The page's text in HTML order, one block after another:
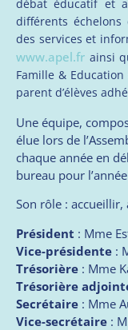
débat éducatif et
différents échelons
des services et
www.apel.fr ainsi
Famille &
parent d’élèves
Une équipe,
élue lors de
chaque année en
bureau pour
Son rôle :
Président : Mme
Vice-présidente :
Trésorière : Mme
Trésorière
Secrétaire : Mme
Vice-secrétaire :